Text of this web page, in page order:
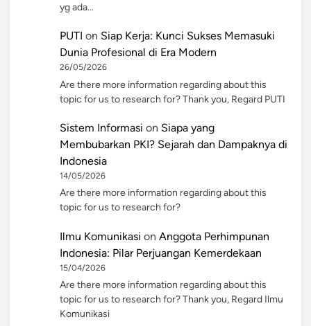
yg ada…
PUTI on Siap Kerja: Kunci Sukses Memasuki
Dunia Profesional di Era Modern
26/05/2026
Are there more information regarding about this
topic for us to research for? Thank you, Regard PUTI
Sistem Informasi on Siapa yang
Membubarkan PKI? Sejarah dan Dampaknya di
Indonesia
14/05/2026
Are there more information regarding about this
topic for us to research for?
Ilmu Komunikasi on Anggota Perhimpunan
Indonesia: Pilar Perjuangan Kemerdekaan
15/04/2026
Are there more information regarding about this
topic for us to research for? Thank you, Regard Ilmu
Komunikasi